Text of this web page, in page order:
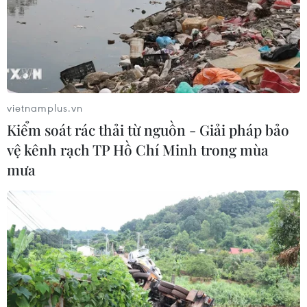
Kho dự trữ khí đốt của EU còn chưa
đầy 60% ngay trước mùa Đông
07/08/2026 01:50
Phòng vệ thương mại và bài học
"chuẩn bị kỹ-thắng lớn" của doanh
nghiệp Việt
07/08/2026 01:14
Giá dầu tăng vọt do Iran xem xét cấm
tàu Mỹ và Israel qua eo biển Hormuz
07/08/2026 00:45
vietnamplus.vn
Kiểm soát rác thải từ nguồn - Giải pháp bảo
vệ kênh rạch TP Hồ Chí Minh trong mùa
mưa